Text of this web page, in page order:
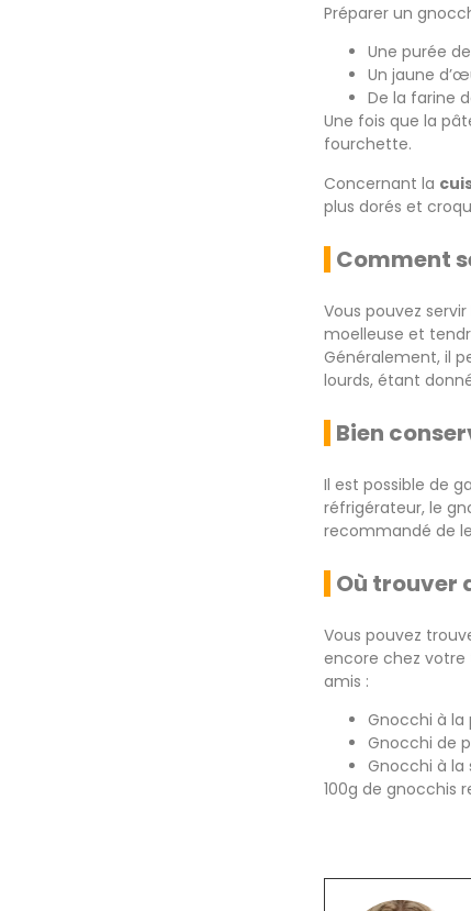
Préparer un
Une purée
Un jaune
De la farine
Une fois que la
fourchette.
Concernant la
plus dorés et
Comment
Vous pouvez
moelleuse et
Généralement, il
lourds, étant
Bien
Il est possible de
réfrigérateur, le
recommandé de
Où trouver
Vous pouvez
encore chez votre
amis :
Gnocchi à
Gnocchi de
Gnocchi à la
100g de gnocchis